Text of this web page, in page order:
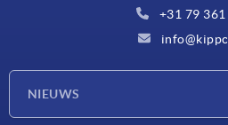
+31 79 361
NIEUWS